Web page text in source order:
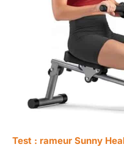
Test : rameur Sunny